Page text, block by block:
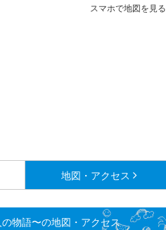
スマホで地図を見る
地図・アクセス
物語〜の地図・アクセス